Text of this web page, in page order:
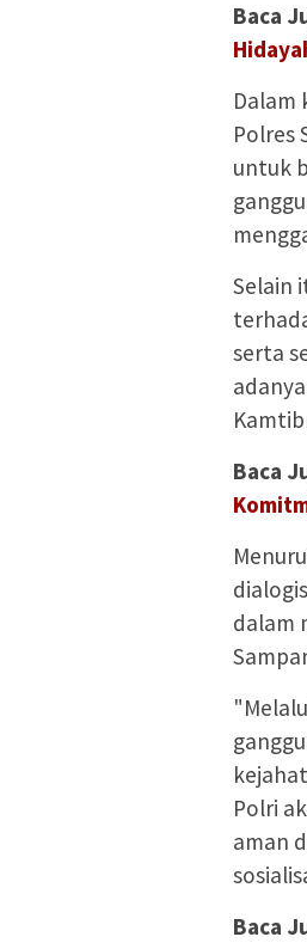
Baca
Dalam
Polres
untuk
Selain
serta
Baca
dalam
Polri
aman
Baca